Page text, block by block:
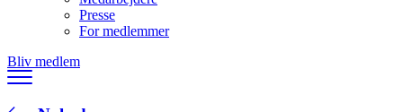
Presse
For medlemmer
Bliv medlem